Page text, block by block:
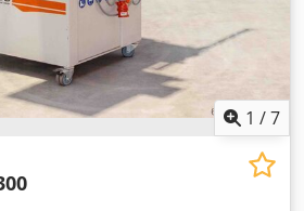
1 /7